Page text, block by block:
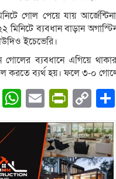
গোল পেয়ে যায়
মিনিটে ব্যবধান বাড়ান
ইচেভেরি।
ব্যবধানে এগিয়ে
ব্যর্থ হয়। ফলে ৩-০ গোলে
Messenger
WhatsApp
Email
Link